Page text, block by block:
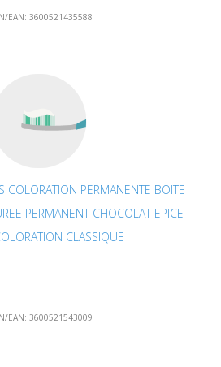
EAN: 3600521435588
COLORATION PERMANENTE BOITE
PERMANENT CHOCOLAT EPICE
CLASSIQUE
EAN: 3600521543009